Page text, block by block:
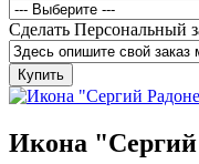
Сделать Персональный
Купить
Икона